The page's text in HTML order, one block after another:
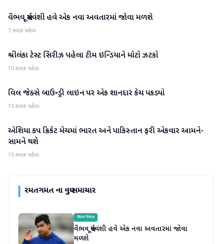
રમતગમત
વૈભવ સૂર્યવંશી હવે એક નવા અવતારમાં જોવા મળશે
7 કલાક પહેલા
રમતગમત
શ્રીલંકા ટેસ્ટ સિરીઝ પહેલા ટીમ ઇન્ડિયાને મોટો ઝટકો
10 કલાક પહેલા
રમતગમત
વિલ જેક્સે બાઉન્ડ્રી લાઇન પર એક શાનદાર કેચ પકડ્યો
15 કલાક પહેલા
રમતગમત
એશિયા કપ ક્રિકેટ મેચમાં ભારત અને પાકિસ્તાન ફરી એકવાર આમને-
સામને થશે
15 કલાક પહેલા
રમતગમતના વધુ સમાચાર
રમતગમત
વૈભવ સૂર્યવંશી હવે એક નવા અવતારમાં જોવા
મળશે